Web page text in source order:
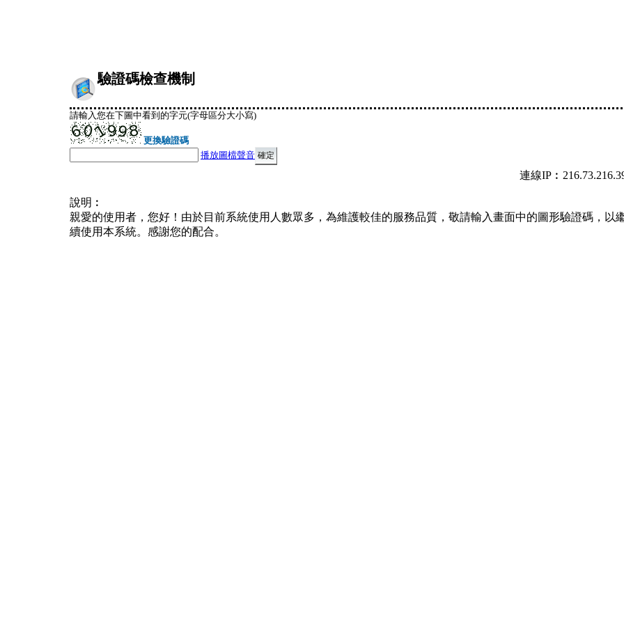
驗證碼檢查機制
請輸入您在下圖中看到的字元(字母區分大小寫)
更換驗證碼
播放圖檔聲音
連線
說明︰
親愛的使用者，您好！由於目前系統使用人數眾多，為維護較佳的服務品質，敬請輸入畫面中的圖形驗證碼，以
續使用本系統。感謝您的配合。